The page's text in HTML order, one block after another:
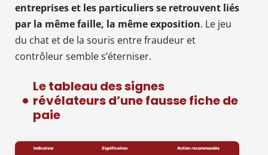
entreprises et les particuliers se retrouvent liés
par la même faille, la même exposition. Le jeu
du chat et de la souris entre fraudeur et
contrôleur semble s’éterniser.
Le tableau des signes
révélateurs d’une fausse fiche de
paie
Indicateur Signification Action recommandée